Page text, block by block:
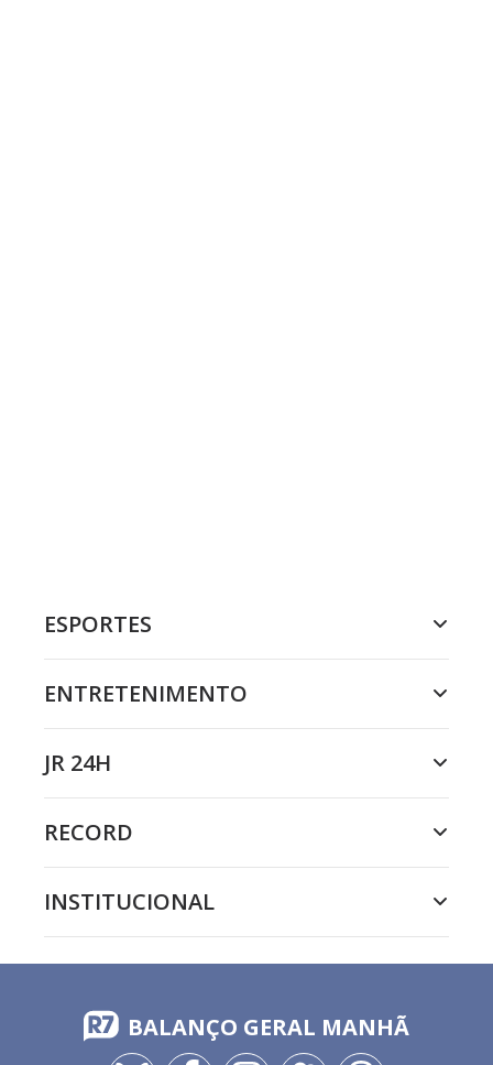
ESPORTES
ENTRETENIMENTO
JR 24H
RECORD
INSTITUCIONAL
BALANÇO GERAL MANHÃ